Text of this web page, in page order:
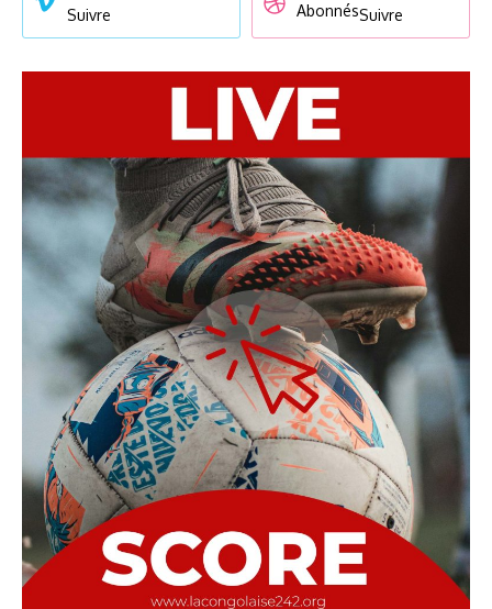
Suivre AbonnésSuivre